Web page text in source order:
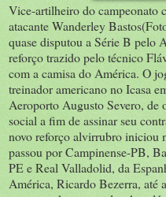
Vice-artilheiro do campeonato
atacante Wanderley
quase disputou a Série B pelo
reforço trazido pelo técnico
com a camisa do América. O
treinador americano no Icasa
Aeroporto Augusto Severo, de
social a fim de assinar seu
novo reforço alvirrubro iniciou
passou por Campinense-PB,
PE e Real Valladolid, da
América, Ricardo Bezerra, até